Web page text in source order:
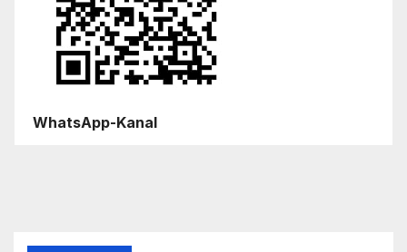
WhatsApp-Kanal